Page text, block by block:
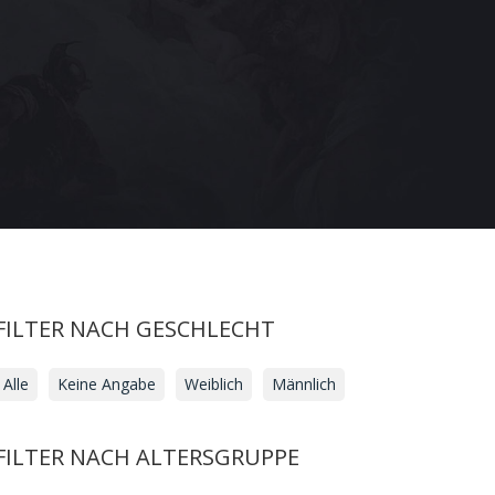
NACH GESCHLECHT
Alle Keine Angabe Weiblich Männlich
NACH ALTERSGRUPPE